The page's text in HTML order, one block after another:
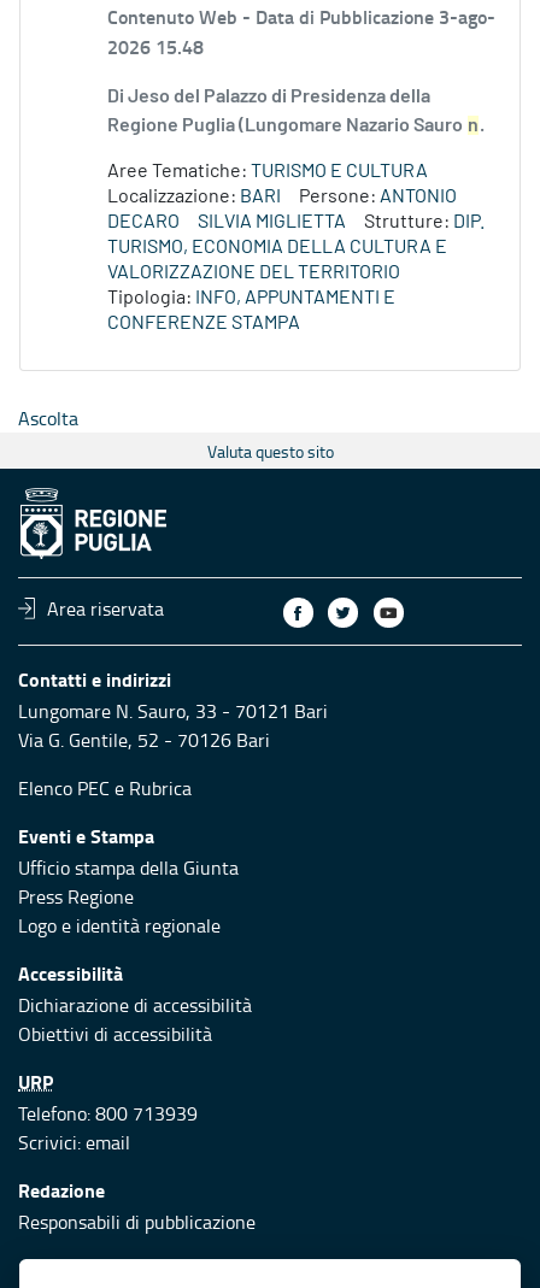
Contenuto Web - Data di Pubblicazione 3-ago-
2026 15.48
Di Jeso del Palazzo di Presidenza della
Regione Puglia (Lungomare Nazario Sauro n.
Aree Tematiche: TURISMO E CULTURA
Localizzazione: BARI Persone: ANTONIO
DECARO
SILVIA MIGLIETTA Strutture: DIP.
TURISMO, ECONOMIA DELLA CULTURA E
VALORIZZAZIONE DEL TERRITORIO
Tipologia:
INFO, APPUNTAMENTI E
CONFERENZE STAMPA
Ascolta
Valuta questo sito
Area riservata
Contatti e indirizzi
Lungomare N. Sauro, 33 - 70121 Bari
Via G. Gentile, 52 - 70126 Bari
Elenco PEC e Rubrica
Eventi e Stampa
Ufficio stampa della Giunta
Press Regione
Logo e identità regionale
Accessibilità
Dichiarazione di accessibilità
Obiettivi di accessibilità
URP
Telefono: 800 713939
Scrivici:email
Redazione
Responsabili di pubblicazione
Protezione civile